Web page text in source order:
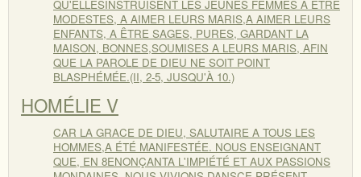
QU'ELLESINSTRUISENT LES JEUNES FEMMES A ÊTRE
MODESTES, A AIMER LEURS MARIS,A AIMER LEURS
ENFANTS, A ÊTRE SAGES, PURES, GARDANT LA
MAISON, BONNES,SOUMISES A LEURS MARIS, AFIN
QUE LA PAROLE DE DIEU NE SOIT POINT
BLASPHÉMÉE.(II, 2-5, JUSQU'À 10.)
HOMÉLIE V
CAR LA GRACE DE DIEU, SALUTAIRE A TOUS LES
HOMMES,A ÉTÉ MANIFESTÉE. NOUS ENSEIGNANT
QUE, EN 8ENONÇANTA L'IMPIÉTÉ ET AUX PASSIONS